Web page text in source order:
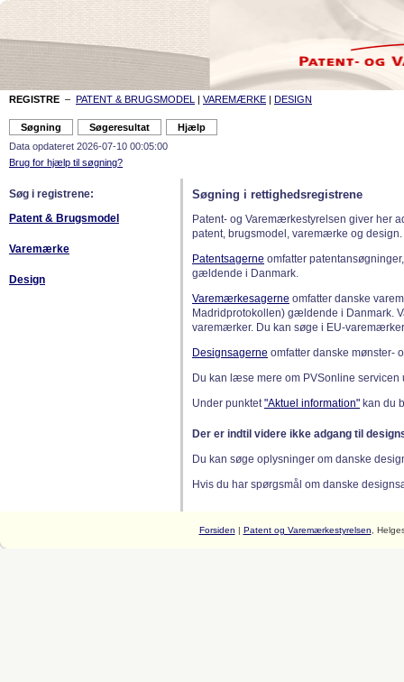
REGISTRE – PATENT & BRUGSMODEL | VAREMÆRKE | DESIGN
Data opdateret 2026-07-10 00:05:00
Brug for hjælp til søgning?
Søg i registrene:
Patent & Brugsmodel
Varemærke
Design
Søgning i rettighedsregistrene
Patent- og Varemærkestyrelsen giver her
patent, brugsmodel, varemærke og design.
Patentsagerne omfatter
gældende i Danmark.
Varemærkesagerne omfatter danske
Madridprotokollen) gældende i Danmark.
varemærker. Du kan søge i EU-
Designsagerne omfatter danske mønster-
Du kan læse mere om PVSonline
Under punktet"Aktuel information" kan du
Der er indtil videre ikke adgang til
Du kan søge oplysninger om danske
Hvis du har spørgsmål om danske
Forsiden | Patent og Varemærkestyrelsen ,